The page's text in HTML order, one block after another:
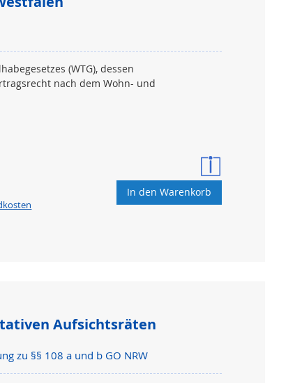
(WTG), dessen
nach dem Wohn- und
In den Warenkorb
Aufsichtsräten
zu §§ 108 a und b GO NRW